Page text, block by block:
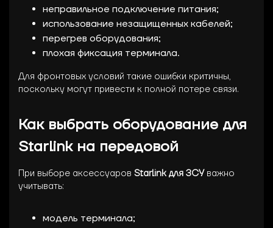
неправильное подключение питания;
использование незащищенных кабелей;
перегрев оборудования;
плохая фиксация терминала.
Для фронтовых условий такие ошибки критичны,
поскольку могут привести к полной потере связи.
Как выбрать оборудование для
Starlink на передовой
При выборе аксессуаров Starlink для ЗСУважно
учитывать:
модель терминала;